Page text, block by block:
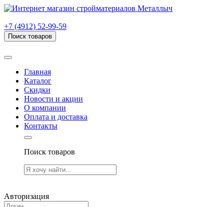
+7 (4912) 52-99-59
Поиск товаров
Главная
Каталог
Скидки
Новости и акции
О компании
Оплата и доставка
Контакты
Поиск товаров
Авторизация